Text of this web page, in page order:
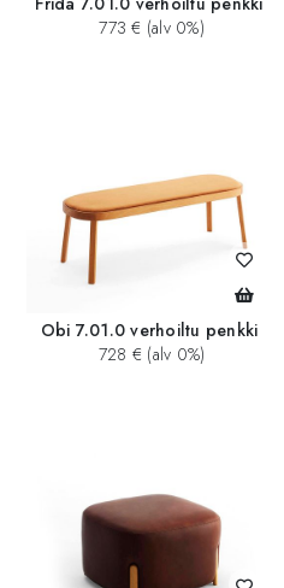
773 € (alv 0%)
Obi 7.01.0 verhoiltu penkki
728 € (alv 0%)